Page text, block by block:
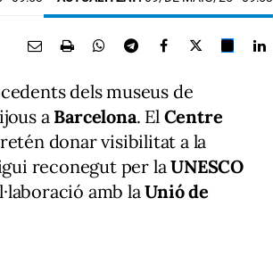
dels museus de
a Barcelona. El Centre
donar visibilitat a la
reconegut per laUNESCO
amb laUnió de